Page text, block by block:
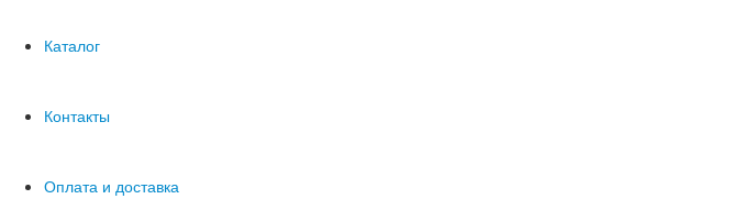
Каталог
Контакты
Оплата и доставка